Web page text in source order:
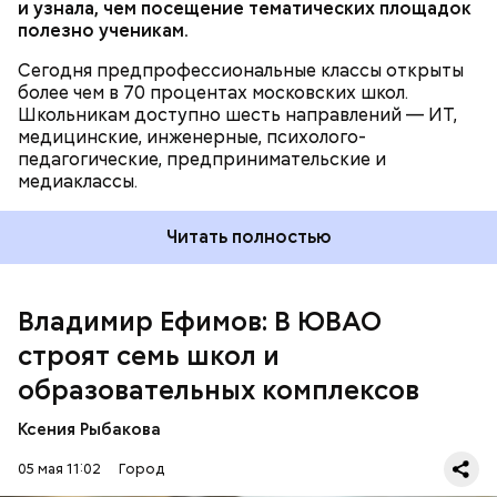
и узнала, чем посещение тематических площадок
полезно ученикам.
Сегодня предпрофессиональные классы открыты
более чем в 70 процентах московских школ.
Школьникам доступно шесть направлений — ИТ,
медицинские, инженерные, психолого-
педагогические, предпринимательские и
медиаклассы.
Читать полностью
Владимир Ефимов: В ЮВАО
строят семь школ и
образовательных комплексов
Ксения Рыбакова
05 мая 11:02 Город
Помимо школ и образовательных комплексов, в
районах Люблино и Марьино Юго-Восточного
административного округа строят три отдельно
стоящих здания детских садов, в совокупности
рассчитанных на 925 малышей, подчеркнули в
инфраструктуры ведется под надзором
специалистов Мосгосстройнадзора.